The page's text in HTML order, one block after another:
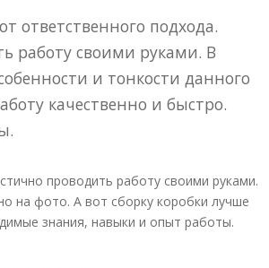
ответственного подхода.
работу своими руками. В
и тонкости данного
качественно и быстро.
проводить работу своими руками.
на фото. А вот сборку коробки лучше
знания, навыки и опыт работы.